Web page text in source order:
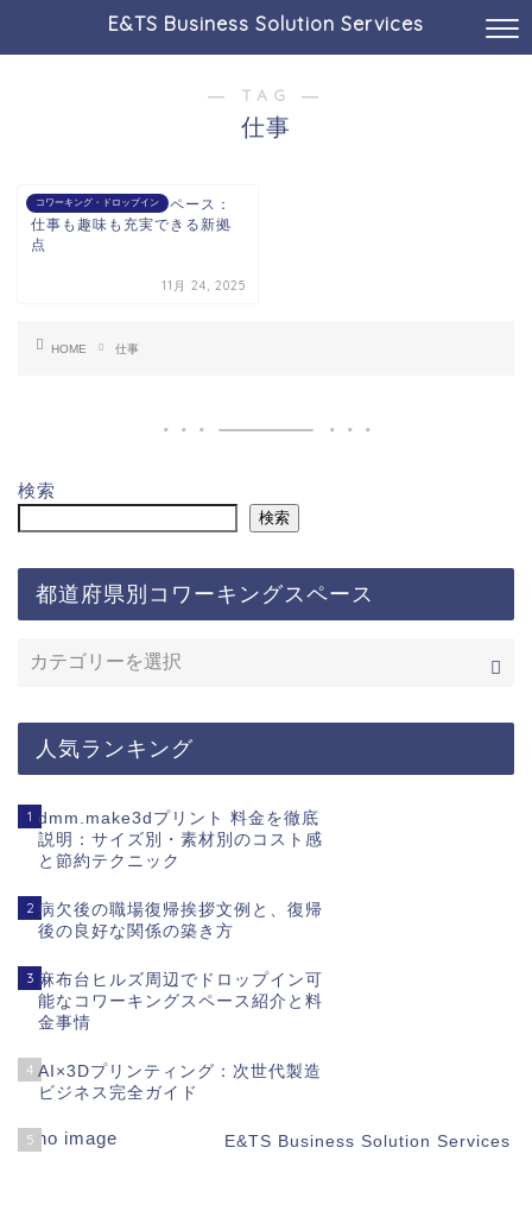
E&TS Business Solution Services
― TAG ―
仕事
コワーキング・ドロップイン
高松コワーキングスペース：
仕事も趣味も充実できる新拠
点
11月 24, 2025
HOME 仕事
検索
検索
都道府県別コワーキングスペース
人気ランキング
1 dmm.make3dプリント 料金を徹底
説明：サイズ別・素材別のコスト感
と節約テクニック
2 病欠後の職場復帰挨拶文例と、復帰
後の良好な関係の築き方
3 麻布台ヒルズ周辺でドロップイン可
能なコワーキングスペース紹介と料
金事情
4 AI×3Dプリンティング：次世代製造
ビジネス完全ガイド
5 E&TS Business Solution Services